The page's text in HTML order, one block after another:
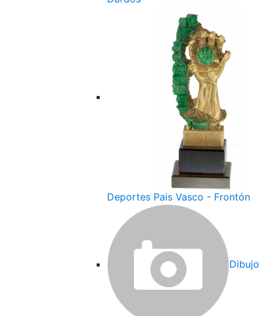
Deportes Pais Vasco - Frontón
Dibujo